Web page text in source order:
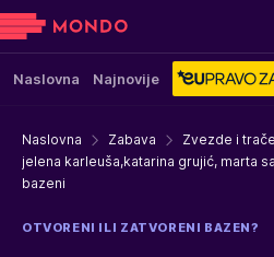
Naslovna Najnovije
Naslovna Zabava Zvezde i
jelena karleuša,katarina grujić, marta
bazeni
OTVORENI ILI ZATVORENI BAZEN?